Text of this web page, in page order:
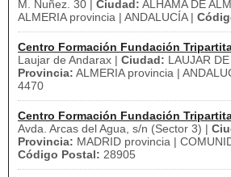
M. Nuñez. 30 | Ciudad: ALHAMA DE
ALMERIA provincia | ANDALUCÍA |
Centro Formación Fundación
Laujar de Andarax | Ciudad: LAUJAR
Provincia: ALMERIA provincia |
4470
Centro Formación Fundación
Avda. Arcas del Agua, s/n (Sector 3) |
Provincia: MADRID provincia |
Código Postal: 28905